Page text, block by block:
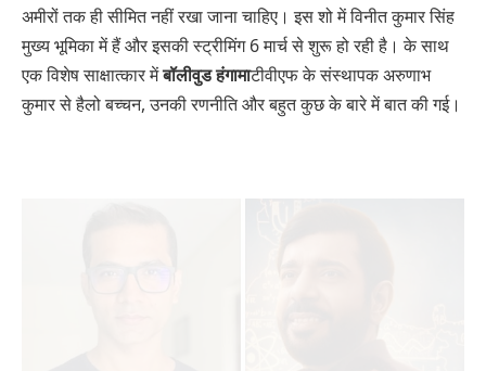
अमीरों तक ही सीमित नहीं रखा जाना चाहिए। इस शो में विनीत कुमार सिंह
मुख्य भूमिका में हैं और इसकी स्ट्रीमिंग 6 मार्च से शुरू हो रही है। के साथ
एक विशेष साक्षात्कार मेंबॉलीवुड हंगामाटीवीएफ के संस्थापक अरुणाभ
कुमार से हैलो बच्चन, उनकी रणनीति और बहुत कुछ के बारे में बात की गई।